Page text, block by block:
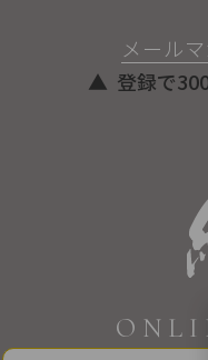
メール
登録で